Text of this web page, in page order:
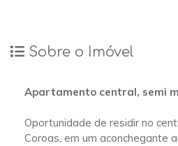
Sobre o Imóvel
Apartamento central, semi
Oportunidade de residir no
Coroas, em um aconchegante